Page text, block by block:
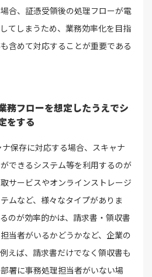
合、証憑受領後の処理フローが電
てしまうため、業務効率化を目指
含めて対応することが重要である
務フローを想定したうえでシ
をする
保存に対応する場合、スキャナ
できるシステム等を利用するのが
サービスやオンラインストレージ
ムなど、様々なタイプがありま
のが効率的かは、請求書・領収書
当者がいるかどうかなど、企業の
えば、請求書だけでなく領収書も
署に事務処理担当者がいない場